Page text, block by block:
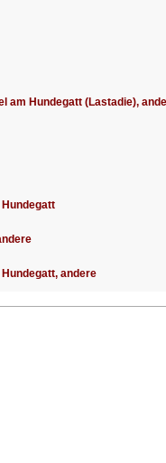
am Hundegatt (Lastadie),
andere